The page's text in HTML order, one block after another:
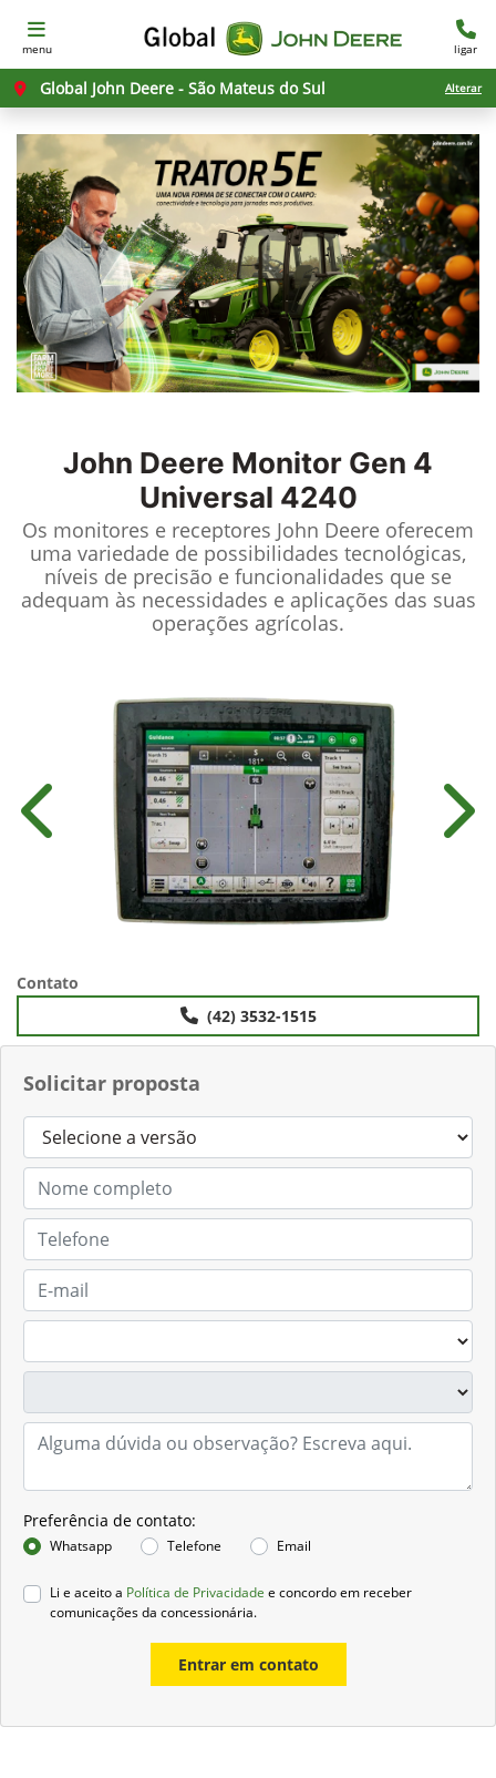
menu ligar
Global John Deere - São Mateus do Sul Alterar
John Deere Monitor Gen 4
Universal 4240
Os monitores e receptores John Deere oferecem
uma variedade de possibilidades tecnológicas,
níveis de precisão e funcionalidades que se
adequam às necessidades e aplicações das suas
operações agrícolas.
Solicitar proposta
Preferência de contato:
Whatsapp Telefone Email
Li e aceito a Política de Privacidade e concordo em receber
comunicações da concessionária.
Entrar em contato
Anterior
Contato
(42) 3532-1515